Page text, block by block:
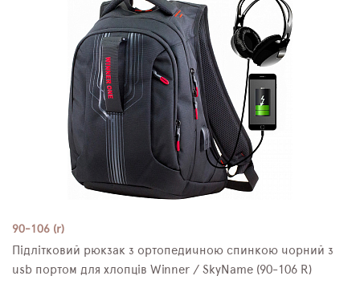
90-106 (r)
Підлітковий рюкзак з ортопедичною спинкою чорний з
usb портом для хлопців Winner / SkyName (90-106 R)